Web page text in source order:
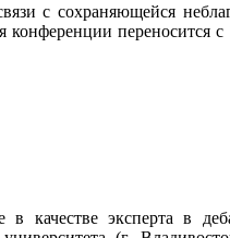
с сохраняющейся
переносится с
эксперта в